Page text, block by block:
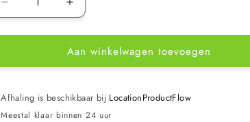
Aantal
verlagen
voor
Lelite
turf
10
Aantal
verhogen
voor
Velda
Lelite
turf
Aan winkelwagen toevoegen
Afhaling is beschikbaar bij LocationProductFlow
Meestal klaar binnen 24 uur